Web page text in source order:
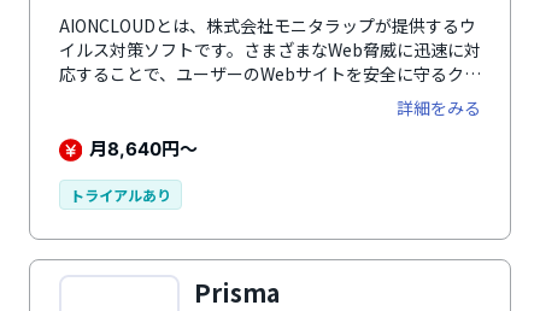
AIONCLOUDとは、株式会社モニタラップが提供するウ
イルス対策ソフトです。さまざまなWeb脅威に迅速に対
応することで、ユーザーのWebサイトを安全に守るクラ
ウド型オールインワンWEBセキュリティーサービスで
詳細をみる
月8,640円～
トライアルあり
Prisma